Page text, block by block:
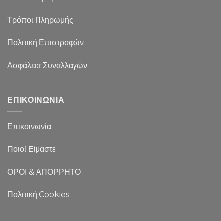
Τρόποι Πληρωμής
Πολιτική Επιστροφών
Ασφάλεια Συναλλαγών
ΕΠΙΚΟΙΝΩΝΙΑ
Επικοινωνία
Ποιοί Είμαστε
ΟΡΟΙ & ΑΠΟΡΡΗΤΟ
Πολιτική Cookies